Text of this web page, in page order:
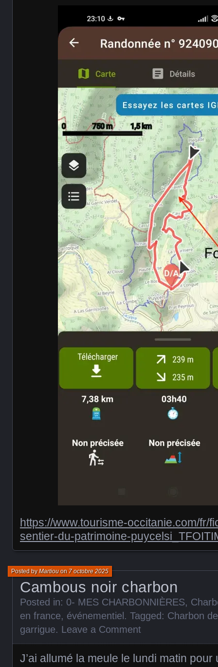
https://www.tourisme-occitanie.com/fr/
sentier-du-patrimoine-
Cambous noir charbon
Posted byMartiouon 7 octobre 2025
Posted in: 0- MES CHARBONNIÈRES,
en france, événementiel . Tagged: Charbon
garrigue. Leave a Comment
J’ai allumé la meule le lundi matin